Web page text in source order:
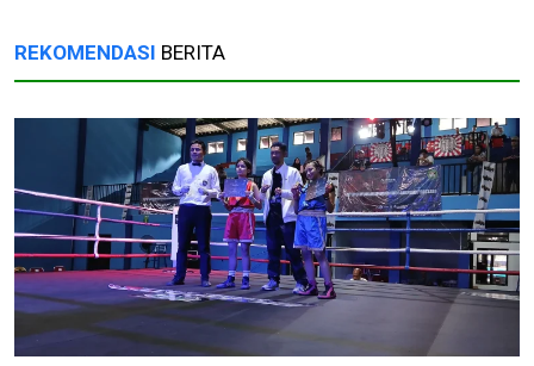
REKOMENDASI BERITA